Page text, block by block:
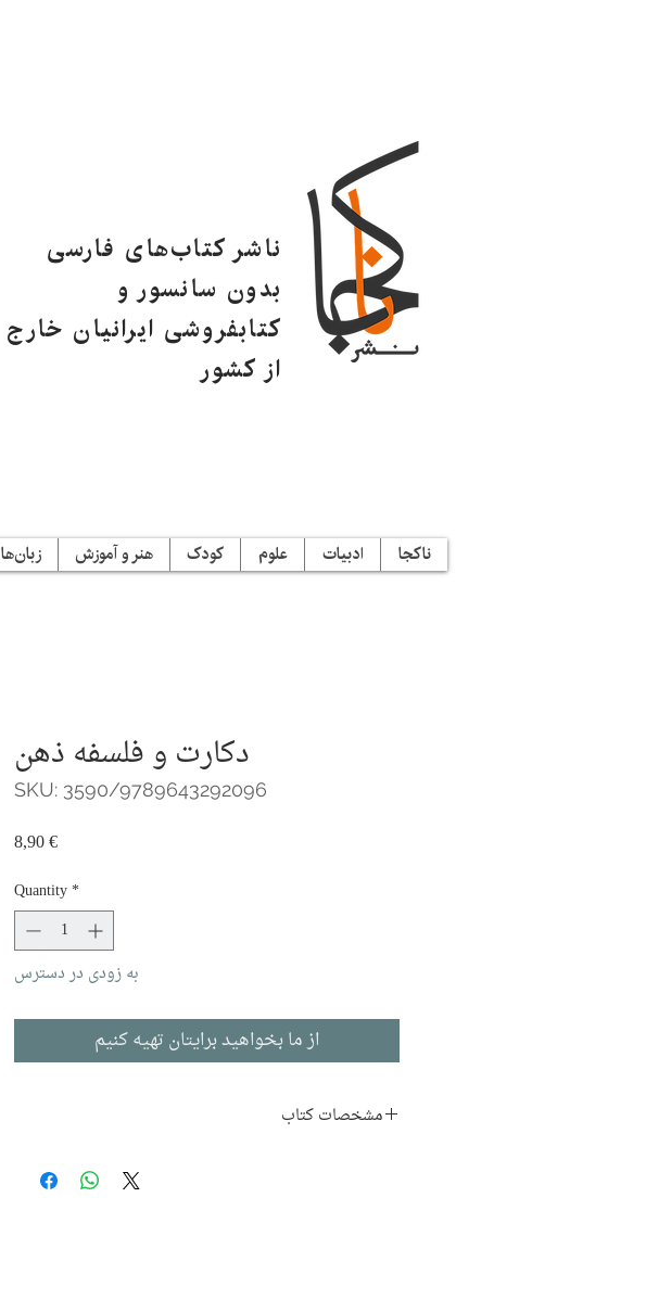
ناشر کتاب‌های فارسی
بدون سانسور و
کتابفروشی ایرانیان خارج
از کشور
ناکجا ادبیات علوم کودک هنر و آموزش زبان‌ها
دکارت و فلسفه ذهن
SKU: 3590/9789643292096
8,90 €Price
Quantity*
به زودی در دسترس
از ما بخواهید برایتان تهیه کنیم
مشخصات کتاب